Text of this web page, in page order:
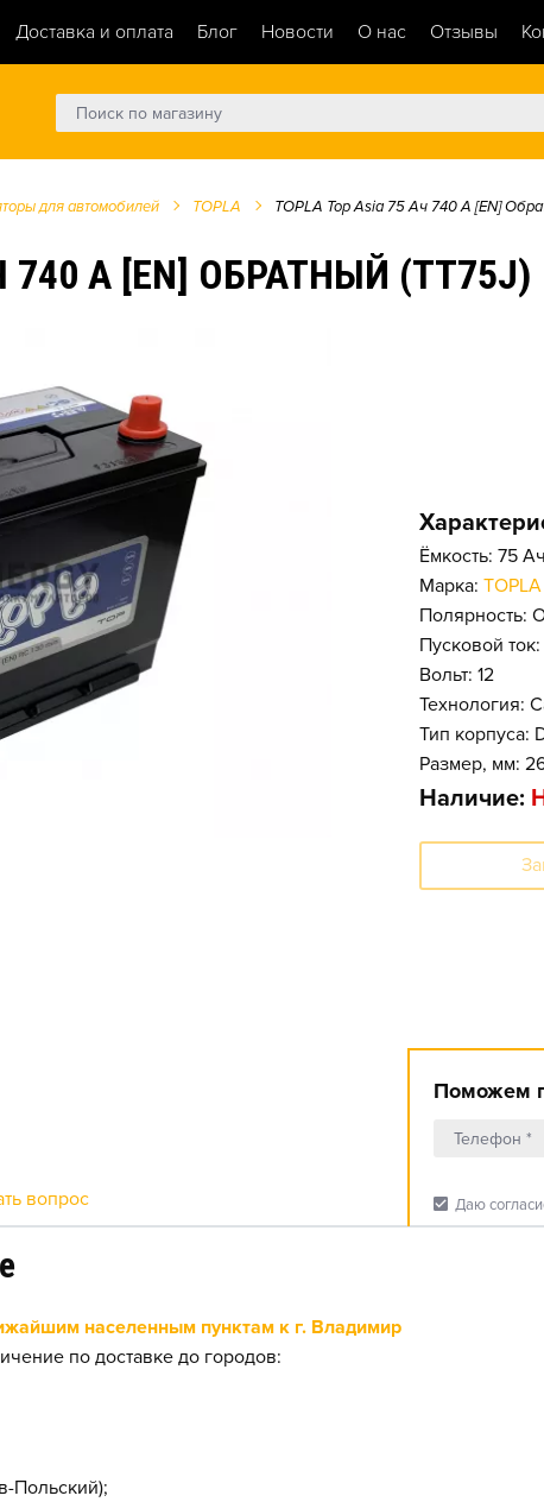
Доставка и оплата Блог Новости О нас Отзывы
для автомобилей TOPLA TOPLA Top Asia 75 Ач 740 А [EN]
740 А [EN] ОБРАТНЫЙ (TT75J)
Ёмкость: 75 Ач
Марка: TOPLA
Полярность:
Пусковой
Вольт: 12
Технология:
Тип корпуса:
Размер, мм:
Наличие:
Поможем
check_box Даю
вопрос
населенным пунктам к г. Владимир
по доставке до городов:
Польский);